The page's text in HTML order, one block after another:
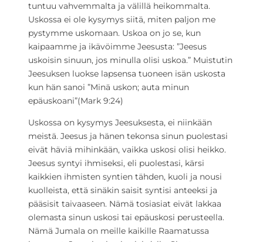
tuntuu vahvemmalta ja välillä heikommalta.
Uskossa ei ole kysymys siitä, miten paljon me
pystymme uskomaan. Uskoa on jo se, kun
kaipaamme ja ikävöimme Jeesusta: ”Jeesus
uskoisin sinuun, jos minulla olisi uskoa.” Muistutin
Jeesuksen luokse lapsensa tuoneen isän uskosta
kun hän sanoi ”Minä uskon; auta minun
epäuskoani”(Mark 9:24)
Uskossa on kysymys Jeesuksesta, ei niinkään
meistä. Jeesus ja hänen tekonsa sinun puolestasi
eivät häviä mihinkään, vaikka uskosi olisi heikko.
Jeesus syntyi ihmiseksi, eli puolestasi, kärsi
kaikkien ihmisten syntien tähden, kuoli ja nousi
kuolleista, että sinäkin saisit syntisi anteeksi ja
pääsisit taivaaseen. Nämä tosiasiat eivät lakkaa
olemasta sinun uskosi tai epäuskosi perusteella.
Nämä Jumala on meille kaikille Raamatussa